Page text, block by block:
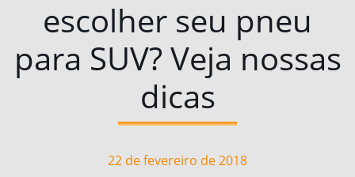
escolher seu pneu
para SUV? Veja nossas
dicas
22 de fevereiro de 2018